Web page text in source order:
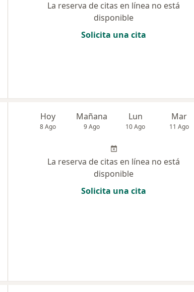
La reserva de citas en línea no está
disponible
Solicita una cita
Hoy
8 Ago
Mañana
9 Ago
Lun
10 Ago
Mar
11 Ago
La reserva de citas en línea no está
disponible
Solicita una cita